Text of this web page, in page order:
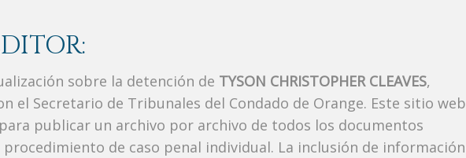
sobre la detención de TYSON CHRISTOPHER CLEAVES,
el Secretario de Tribunales del Condado de Orange. Este sitio web
publicar un archivo por archivo de todos los documentos
de caso penal individual. La inclusión de información